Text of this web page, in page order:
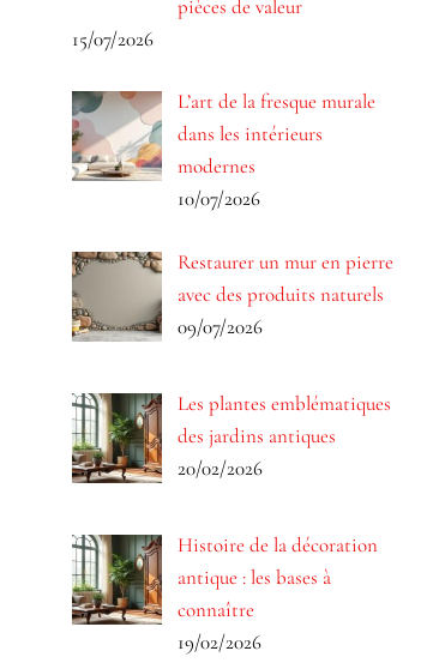
pièces de valeur
15/07/2026
L’art de la fresque murale
dans les intérieurs
modernes
10/07/2026
Restaurer un mur en pierre
avec des produits naturels
09/07/2026
Les plantes emblématiques
des jardins antiques
20/02/2026
Histoire de la décoration
antique : les bases à
connaître
19/02/2026